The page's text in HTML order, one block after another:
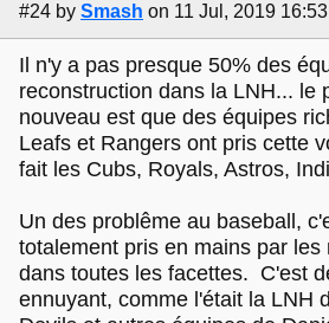
#24 by Smash on 11 Jul, 2019 16:53
Il n'y a pas presque 50% des
reconstruction dans la LNH... le
nouveau est que des équipes
Leafs et Rangers ont pris cette
fait les Cubs, Royals, Astros,
Un des problême au baseball,
totalement pris en mains par les
dans toutes les facettes. C'est
ennuyant, comme l'était la LNH